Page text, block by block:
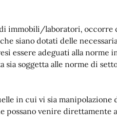
immobili/laboratori, occorre
siano dotati delle
essere adeguati alla norme
soggetta alle norme di
in cui vi sia manipolazione
possano venire direttamente